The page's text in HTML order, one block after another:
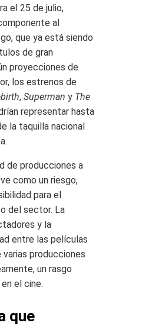
el 25 de julio,
al
que ya está siendo
de gran
proyecciones de
los estrenos de
, Superman y The
representar hasta
la taquilla nacional
de producciones a
como un riesgo,
para el
del sector. La
y la
entre las películas
varias producciones
un rasgo
el cine.
que